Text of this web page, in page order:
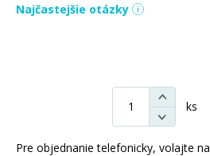
Najčastejšie otázky
ks
Pre objednanie telefonicky, volajte na